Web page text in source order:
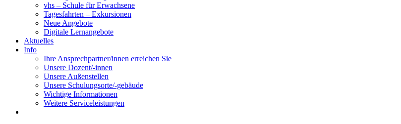
vhs – Schule für Erwachsene
Tagesfahrten – Exkursionen
Neue Angebote
Digitale Lernangebote
Aktuelles
Info
Ihre Ansprechpartner/innen erreichen Sie
Unsere Dozent/-innen
Unsere Außenstellen
Unsere Schulungsorte/-gebäude
Wichtige Informationen
Weitere Serviceleistungen